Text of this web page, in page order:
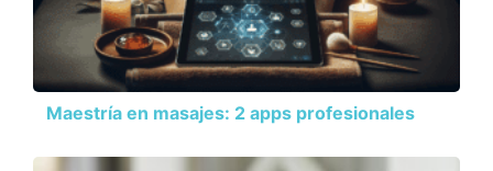
Maestría en masajes: 2 apps profesionales